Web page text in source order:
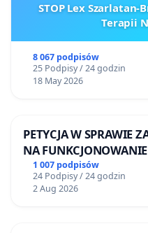
STOP Lex
Terapii
8 067 podpisów
25 Podpisy / 24 godzin
18 May 2026
PETYCJA W SPRAWIE
NA
BEZDOMNYCH
1 007 podpisów
24 Podpisy / 24 godzin
2 Aug 2026